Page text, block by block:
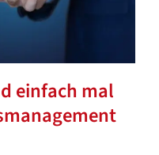
einfach mal